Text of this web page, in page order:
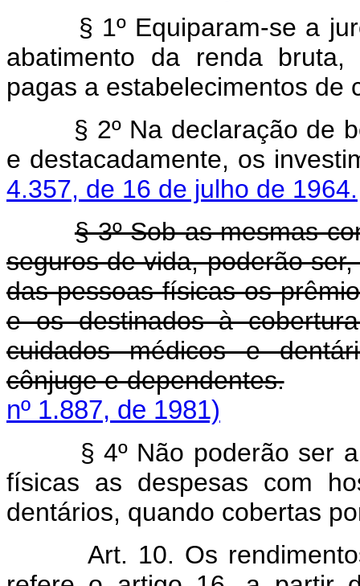
§ 1º Equiparam-se a
abatimento da renda
pagas a estabelecimentos de
§ 2º Na declaração de
e destacadamente, os
4.357, de 16 de julho de 1964.
§ 3º Sob as mesmas
seguros de vida, poderão
das pessoas físicas os
e os destinados à
cuidados médicos e
cônjuge e dependentes.
nº 1.887, de 1981)
§ 4º Não poderão ser
físicas as despesas com
dentários, quando cobertas
Art. 10. Os